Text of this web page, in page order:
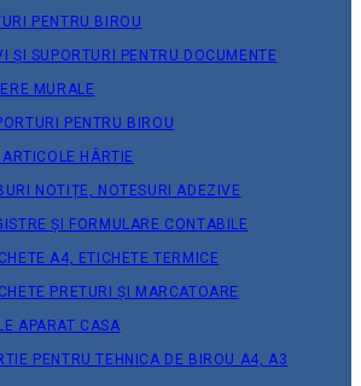
PENTRU BIROU
ȘI SUPORTURI PENTRU DOCUMENTE
MURALE
PENTRU BIROU
HÂRTIE
NOTIȚE, NOTESURI ADEZIVE
ȘI FORMULARE CONTABILE
A4, ETICHETE TERMICE
PRETURI ȘI MARCATOARE
APARAT CASA
PENTRU TEHNICA DE BIROU A4, A3